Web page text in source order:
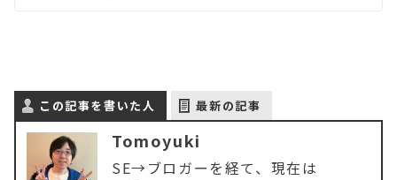
この記事を書いた人 最新の記事
Tomoyuki
SE→ブロガーを経て、現在は